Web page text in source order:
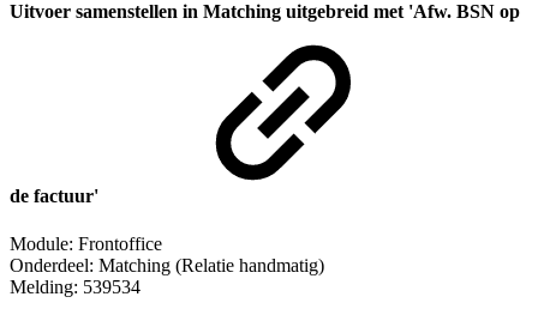
Uitvoer samenstellen in Matching uitgebreid met 'Afw. BSN op
de factuur'
Module: Frontoffice
Onderdeel: Matching (Relatie handmatig)
Melding: 539534